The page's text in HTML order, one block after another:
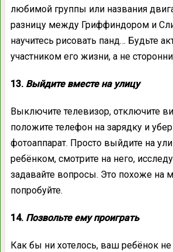
любимой группы или названия
разницу между Гриффиндором и
научитесь рисовать панд… Будьте
участником его жизни, а не
13. Выйдите вместе на улицу
Выключите телевизор, отключите
положите телефон на зарядку и
фотоаппарат. Просто выйдите на
ребёнком, смотрите на него,
задавайте вопросы. Это похоже на
попробуйте.
14. Позвольте ему проиграть
Как бы ни хотелось, ваш ребёнок